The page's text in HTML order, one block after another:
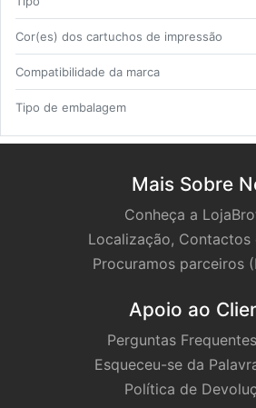
Cor(es) dos car­tu­chos de im­pressão
Com­pa­ti­bi­li­dade da marca
Tipo de em­ba­lagem
Mais Sobre
Conheça a
Localização, Contactos
Procuramos parceiros
Apoio ao
Perguntas
Esqueceu-se da
Política de